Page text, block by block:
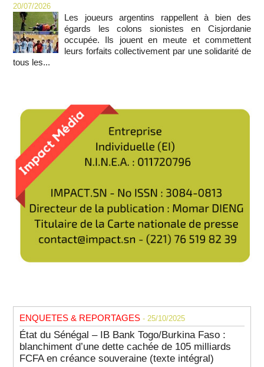
20/07/2026
Les joueurs argentins rappellent à bien des
égards les colons sionistes en Cisjordanie
occupée. Ils jouent en meute et commettent
leurs forfaits collectivement par une solidarité de
tous les...
ENQUETES & REPORTAGES - 25/10/2025
État du Sénégal – IB Bank Togo/Burkina Faso :
blanchiment d’une dette cachée de 105 milliards
FCFA en créance souveraine (texte intégral)